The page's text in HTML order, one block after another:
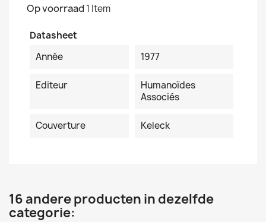
Op voorraad 1 Item
Datasheet
Année
1977
Editeur
Humanoïdes
Associés
Couverture Keleck
16 andere producten in dezelfde
categorie: